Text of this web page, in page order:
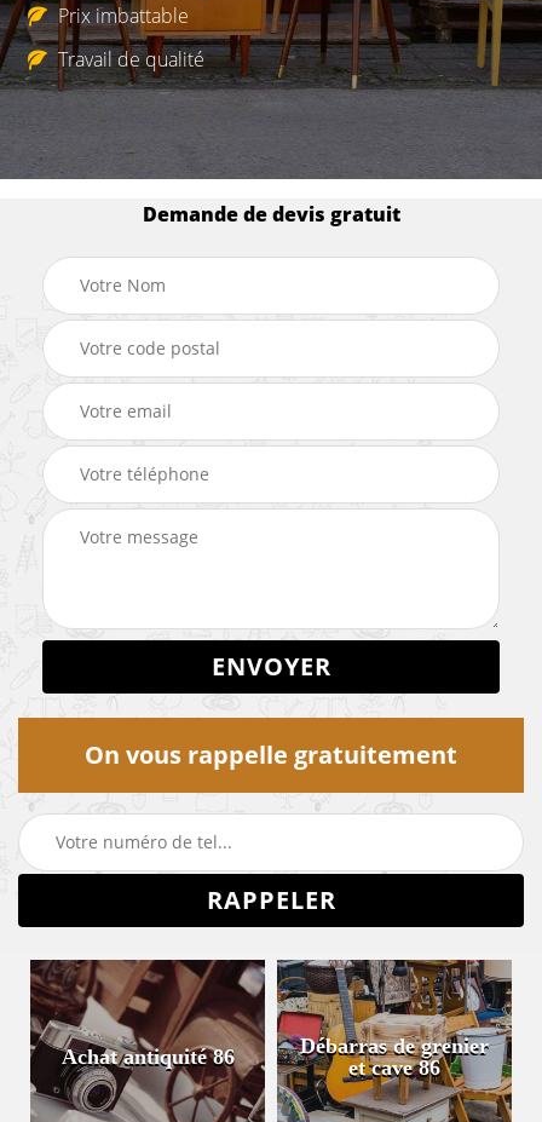
Prix imbattable
Travail de qualité
Demande de devis gratuit
On vous rappelle gratuitement
Achat antiquité 86
Débarras de grenier
et cave 86